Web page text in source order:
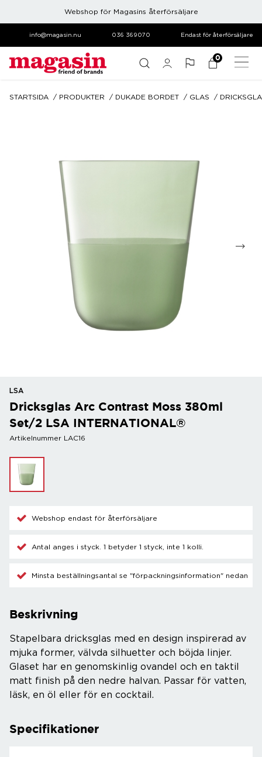
Webshop för Magasins återförsäljare
info@magasin.nu 036 369070 Endast för återförsäljare
0
STARTSIDA PRODUKTER DUKADE BORDET GLAS
LSA
Dricksglas Arc Contrast Moss 380ml
Set/2 LSA INTERNATIONAL®
Artikelnummer LAC16
Webshop endast för återförsäljare
Antal anges i styck. 1 betyder 1 styck, inte 1 kolli.
Minsta beställningsantal se "förpackningsinformation" nedan
Beskrivning
Stapelbara dricksglas med en design inspirerad av
mjuka former, välvda silhuetter och böjda linjer.
Glaset har en genomskinlig ovandel och en taktil
matt finish på den nedre halvan. Passar för vatten,
läsk, en öl eller för en cocktail.
Specifikationer